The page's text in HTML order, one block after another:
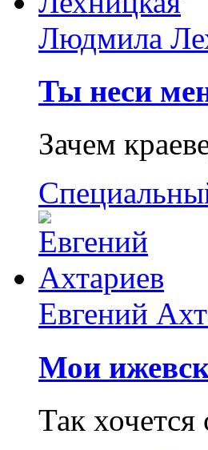
Людмила
Ты неси
Зачем
Евгений
Мои
Так